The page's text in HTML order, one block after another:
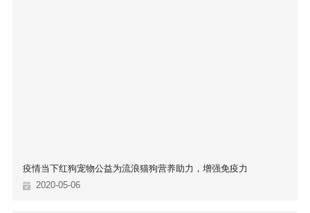
疫情当下红狗宠物公益为流浪猫狗营养助力，增强免疫力
2020-05-06